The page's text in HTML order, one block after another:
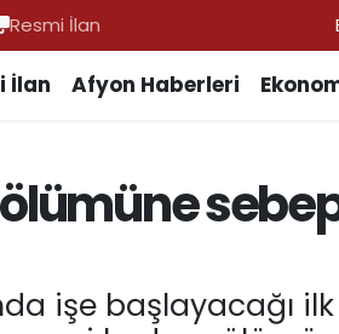
Resmi İlan
İlan Afyon Haberleri
işe başlayacağı